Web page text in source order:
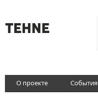
О проекте События